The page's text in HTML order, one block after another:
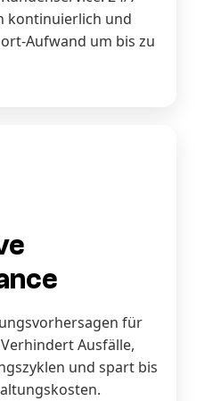
kontinuierlich und
Aufwand um bis zu
für
Ausfälle,
und spart bis